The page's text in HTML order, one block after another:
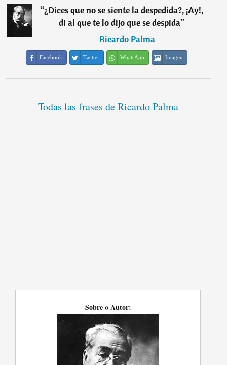
“¿Dices que no se siente la despedida?, ¡Ay!,
di al que te lo dijo que se despida”
―Ricardo Palma
Facebook Twitter WhatsApp Imagen
Todas las frases de Ricardo Palma
Sobre o Autor: